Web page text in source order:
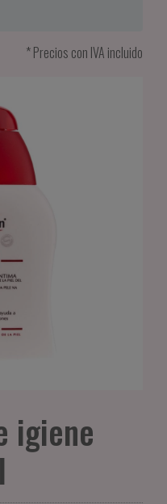
* Precios con IVA incluido
igiene